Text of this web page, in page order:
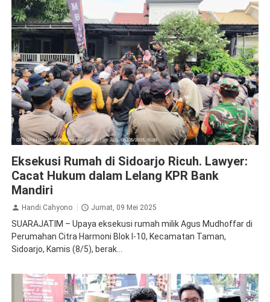
Eksekusi Rumah di Sidoarjo Ricuh. Lawyer:
Cacat Hukum dalam Lelang KPR Bank
Mandiri
Handi Cahyono Jumat, 09 Mei 2025
SUARAJATIM – Upaya eksekusi rumah milik Agus Mudhoffar di
Perumahan Citra Harmoni Blok I-10, Kecamatan Taman,
Sidoarjo, Kamis (8/5), berak...